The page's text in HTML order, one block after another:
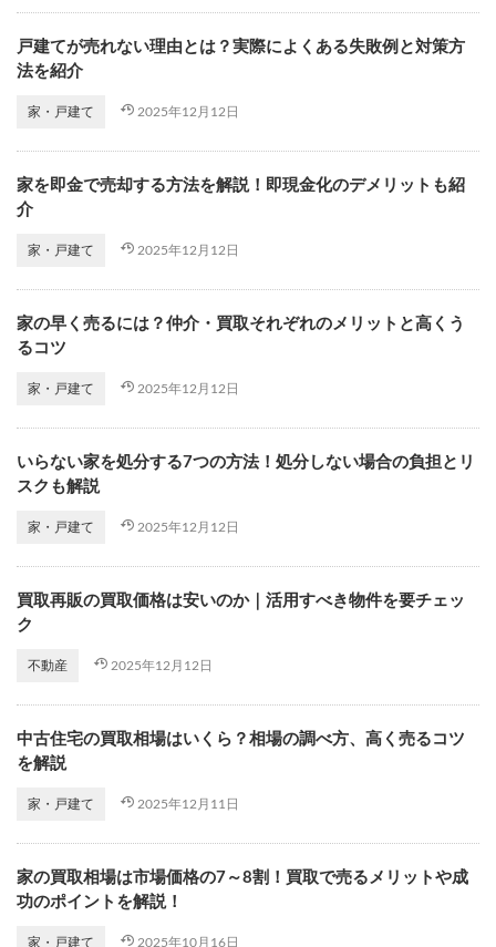
戸建てが売れない理由とは？実際によくある失敗例と対策方
法を紹介
家・戸建て 2025年12月12日
家を即金で売却する方法を解説！即現金化のデメリットも紹
介
家・戸建て 2025年12月12日
家の早く売るには？仲介・買取それぞれのメリットと高くう
るコツ
家・戸建て 2025年12月12日
いらない家を処分する7つの方法！処分しない場合の負担とリ
スクも解説
家・戸建て 2025年12月12日
買取再販の買取価格は安いのか｜活用すべき物件を要チェッ
ク
不動産 2025年12月12日
中古住宅の買取相場はいくら？相場の調べ方、高く売るコツ
を解説
家・戸建て 2025年12月11日
家の買取相場は市場価格の7～8割！買取で売るメリットや成
功のポイントを解説！
家・戸建て 2025年10月16日